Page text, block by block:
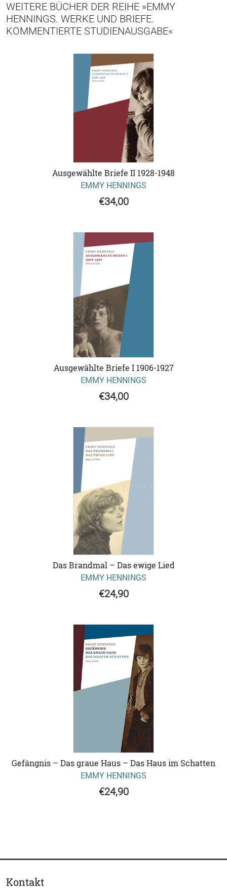
WEITERE BÜCHER DER REIHE »EMMY
HENNINGS. WERKE UND BRIEFE.
KOMMENTIERTE STUDIENAUSGABE«
Ausgewählte Briefe II 1928-1948
EMMY HENNINGS
€34,00
Ausgewählte Briefe I 1906-1927
EMMY HENNINGS
€34,00
Das Brandmal – Das ewige Lied
EMMY HENNINGS
€24,90
Gefängnis – Das graue Haus – Das Haus im Schatten
EMMY HENNINGS
€24,90
Kontakt